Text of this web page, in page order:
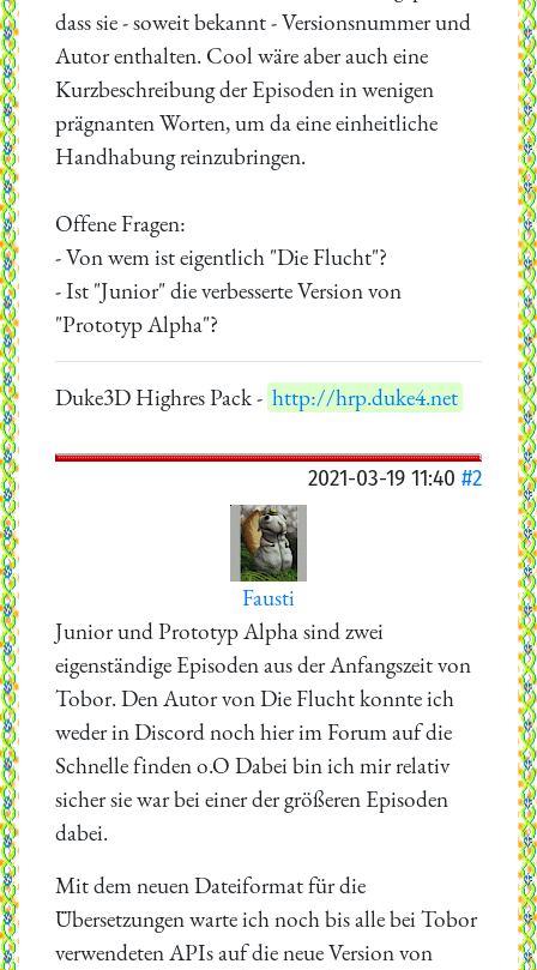
dass sie - soweit bekannt - Versionsnummer und
Autor enthalten. Cool wäre aber auch eine
Kurzbeschreibung der Episoden in wenigen
prägnanten Worten, um da eine einheitliche
Handhabung reinzubringen.
Offene Fragen:
- Von wem ist eigentlich "Die Flucht"?
- Ist "Junior" die verbesserte Version von
"Prototyp Alpha"?
Duke3D Highres Pack - http://hrp.duke4.net
2021-03-19 11:40 #2
Fausti
Junior und Prototyp Alpha sind zwei
eigenständige Episoden aus der Anfangszeit von
Tobor. Den Autor von Die Flucht konnte ich
weder in Discord noch hier im Forum auf die
Schnelle finden o.O Dabei bin ich mir relativ
sicher sie war bei einer der größeren Episoden
dabei.
Mit dem neuen Dateiformat für die
Übersetzungen warte ich noch bis alle bei Tobor
verwendeten APIs auf die neue Version von